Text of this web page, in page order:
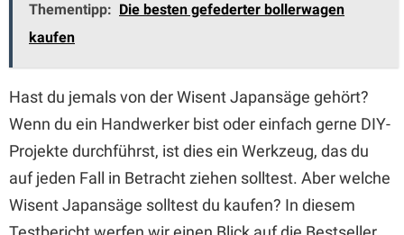
Thementipp: Die besten gefederter bollerwagen
kaufen
Hast du jemals von der Wisent Japansäge gehört?
Wenn du ein Handwerker bist oder einfach gerne DIY-
Projekte durchführst, ist dies ein Werkzeug, das du
auf jeden Fall in Betracht ziehen solltest. Aber welche
Wisent Japansäge solltest du kaufen? In diesem